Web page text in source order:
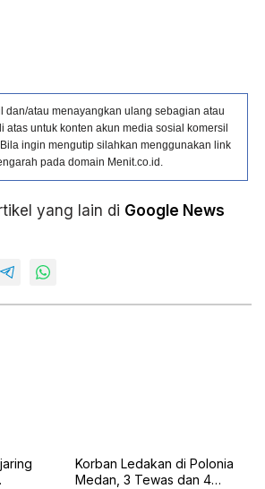
dan/atau menayangkan ulang sebagian atau
atas untuk konten akun media sosial komersil
ingin mengutip silahkan menggunakan link
pada domain Menit.co.id.
yang lain di Google News
Korban Ledakan di Polonia
Medan, 3 Tewas dan 4